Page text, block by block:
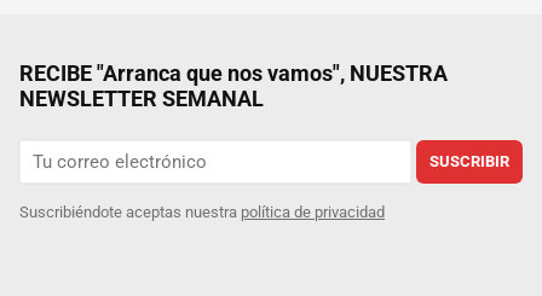
RECIBE "Arranca que nos vamos", NUESTRA
NEWSLETTER SEMANAL
SUSCRIBIR
Suscribiéndote aceptas nuestra política de privacidad